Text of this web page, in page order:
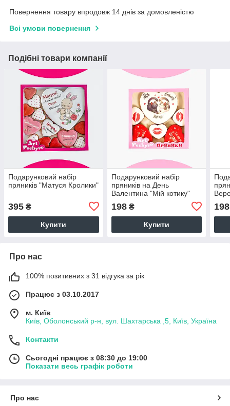
Повернення товару впродовж 14 днів за домовленістю
Всі умови повернення
Подібні товари компанії
Подарунковий набір
пряників "Матуся Кролики"
395 ₴
Купити
Подарунковий набір
пряників на День
Валентина "Мій котику"
198₴
Купити
198
Про нас
100% позитивних з 31 відгука за рік
Працює з 03.10.2017
м. Київ
Київ, Оболонський р-н, вул. Шахтарська ,5, Київ, Україна
Контакти
Сьогодні працює з 08:30 до 19:00
Показати весь графік роботи
Про нас